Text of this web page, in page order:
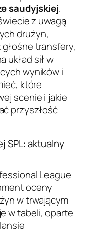
saudyjskiej.
z uwagą
drużyn,
transfery,
układ sił w
wyników i
które
scenie i jakie
przyszłość
SPL: aktualny
League
oceny
w trwającym
w tabeli, oparte